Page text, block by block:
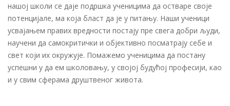
нашој школи се даје подршка ученицима да остваре своје
потенцијале, ма која бласт да је у питању. Наши ученици
усвајањем правих вредности постају пре свега добри људи,
научени да самокритички и објективно посматрају себе и
свет који их окружује. Помажемо ученицима да постану
успешни у да ем школовању, у својој будућој професији, као
и у свим сферама друштвеног живота.